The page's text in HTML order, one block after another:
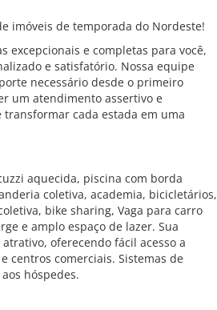
imóveis de temporada do Nordeste!
excepcionais e completas para você,
e satisfatório. Nossa equipe
necessário desde o primeiro
um atendimento assertivo e
transformar cada estada em uma
aquecida, piscina com borda
coletiva, academia, bicicletários,
bike sharing, Vaga para carro
e amplo espaço de lazer. Sua
oferecendo fácil acesso a
centros comerciais. Sistemas de
hóspedes.